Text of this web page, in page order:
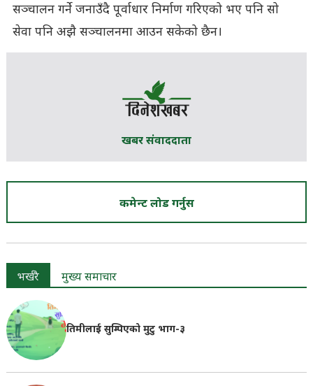
सञ्चालन गर्ने जनाउँदै पूर्वाधार निर्माण गरिएको भए पनि सो
सेवा पनि अझै सञ्चालनमा आउन सकेको छैन।
खबर संवाददाता
कमेन्ट लोड गर्नुस
भर्खरै मुख्य समाचार
तिमीलाई सुम्पिएको मुटु भाग-३